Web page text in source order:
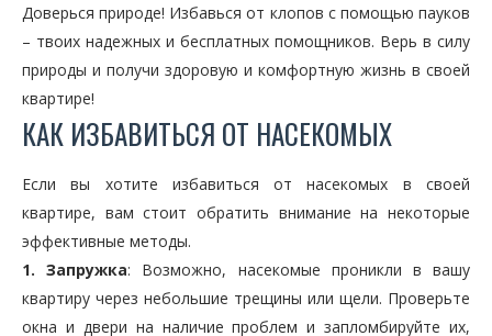
Доверься природе! Избавься от клопов с помощью пауков
– твоих надежных и бесплатных помощников. Верь в силу
природы и получи здоровую и комфортную жизнь в своей
квартире!
КАК ИЗБАВИТЬСЯ ОТ НАСЕКОМЫХ
Если вы хотите избавиться от насекомых в своей
квартире, вам стоит обратить внимание на некоторые
эффективные методы.
1. Запружка: Возможно, насекомые проникли в вашу
квартиру через небольшие трещины или щели. Проверьте
окна и двери на наличие проблем и запломбируйте их,